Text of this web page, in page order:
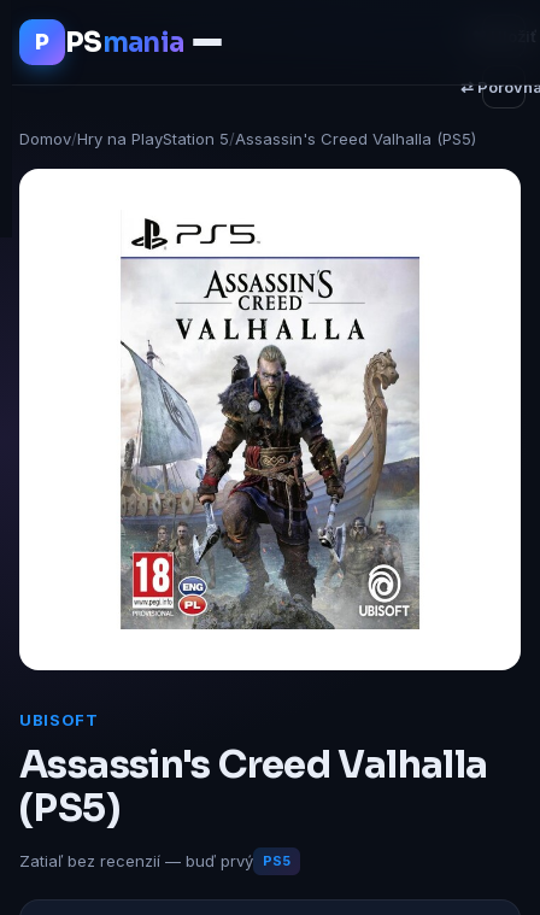
P PSmania
Domov/Hry na PlayStation 5/Assassin's Creed Valhalla (PS5)
UBISOFT
Assassin's Creed Valhalla
(PS5)
Zatiaľ bez recenzií — buď prvý PS5
⇄